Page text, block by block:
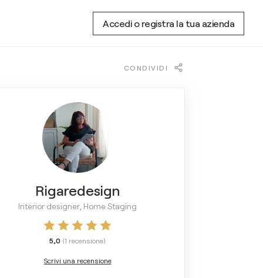
Accedi o registra la tua azienda
CONDIVIDI
Rigaredesign
Interior designer, Home Staging
5,0 (1 recensione)
Scrivi una recensione